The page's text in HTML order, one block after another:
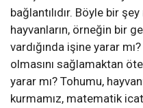
bağlantılıdır. Böyle bir
hayvanların, örneğin bir
vardığında işine yarar
olmasını sağlamaktan
yarar mı? Tohumu,
kurmamız, matematik